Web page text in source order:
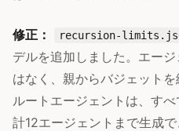
修正： recursion-
デルを追加しました。エー
はなく、親からバジェット
ルートエージェントは、す
計12エージェントまで生成